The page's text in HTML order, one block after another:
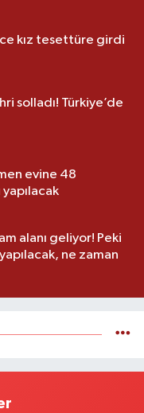
kız tesettüre girdi
solladı! Türkiye’de
evine 48
yapılacak
alanı geliyor! Peki
ne zaman